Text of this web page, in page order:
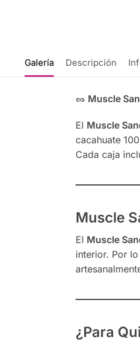
Galería Descripción
🥜 Muscle
El Muscle
cacahuate
Cada caja
Muscle
El Muscle
interior. Por
¿Para